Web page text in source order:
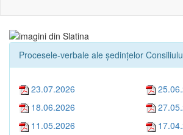
Procesele-verbale ale ședințelor
23.07.2026
18.06.2026
11.05.2026